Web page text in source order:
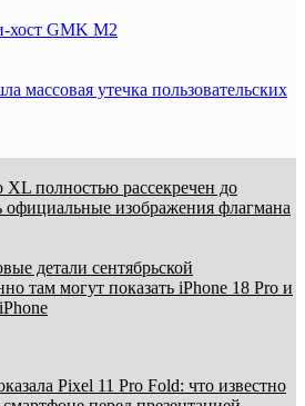
хост GMK M2
массовая утечка пользовательских
XL полностью рассекречен до
официальные изображения флагмана
детали сентябрьской
там могут показать iPhone 18 Pro и
Pixel 11 Pro Fold: что известно